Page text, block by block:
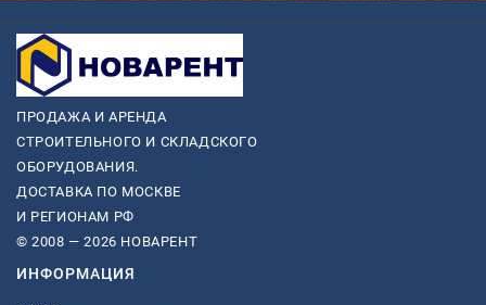
ПРОДАЖА И АРЕНДА
СТРОИТЕЛЬНОГО И СКЛАДСКОГО
ОБОРУДОВАНИЯ.
ДОСТАВКА ПО МОСКВЕ
И РЕГИОНАМ РФ
© 2008 — 2026 НОВАРЕНТ
ИНФОРМАЦИЯ